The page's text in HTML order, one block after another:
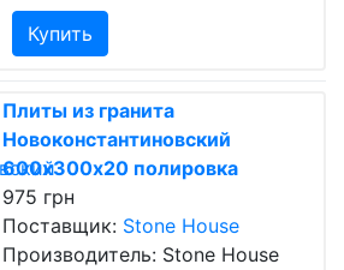
Купить
Плиты из гранита
Новоконстантиновский
600х300х20 полировка
975 грн
Поставщик: Stone House
Производитель: Stone House